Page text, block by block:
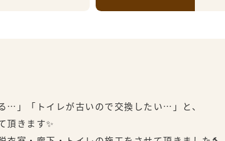
…」「トイレが古いので交換したい…」と、
頂きます✨